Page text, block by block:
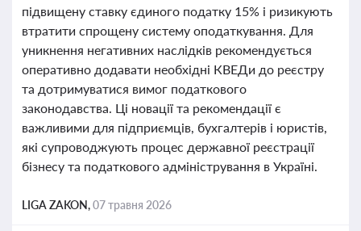
підвищену ставку єдиного податку 15% і ризикують
втратити спрощену систему оподаткування. Для
уникнення негативних наслідків рекомендується
оперативно додавати необхідні КВЕДи до реєстру
та дотримуватися вимог податкового
законодавства. Ці новації та рекомендації є
важливими для підприємців, бухгалтерів і юристів,
які супроводжують процес державної реєстрації
бізнесу та податкового адміністрування в Україні.
LIGA ZAKON,07 травня 2026